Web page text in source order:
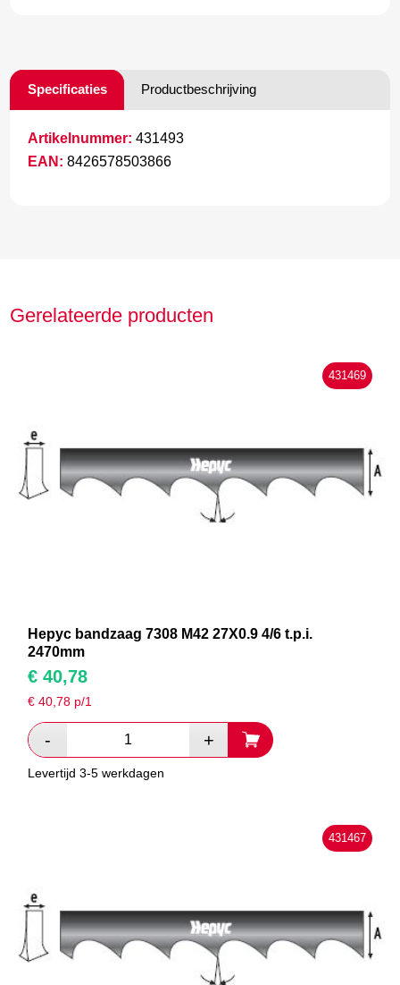
Specificaties Productbeschrijving
Artikelnummer: 431493
EAN: 8426578503866
Gerelateerde producten
431469
Hepyc bandzaag 7308 M42 27X0.9 4/6 t.p.i.
2470mm
€ 40,78
€40,78 p/1
Levertijd 3-5 werkdagen
431467